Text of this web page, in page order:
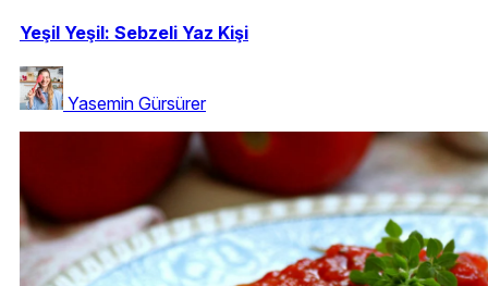
Yeşil Yeşil: Sebzeli Yaz Kişi
Yasemin Gürsürer